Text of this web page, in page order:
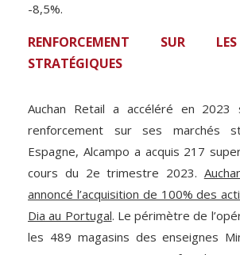
-8,5%.
RENFORCEMENT SUR
STRATÉGIQUES
Auchan Retail a accéléré en 2023
renforcement sur ses marchés
Espagne, Alcampo a acquis 217
cours du 2e trimestre 2023.
annoncé l’acquisition de 100% des
Dia au Portugal. Le périmètre de
les 489 magasins des enseignes